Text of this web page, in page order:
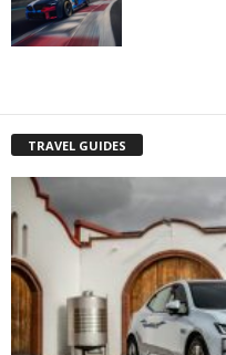
TRAVEL GUIDES